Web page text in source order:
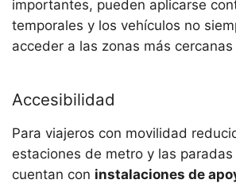
importantes, pueden aplicarse
temporales y los vehículos no
acceder a las zonas más
Accesibilidad
Para viajeros con movilidad
estaciones de metro y las
cuentan con instalaciones de